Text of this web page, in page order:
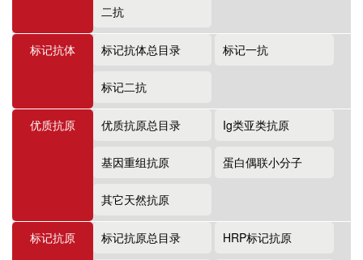
二抗
标记抗体 标记抗体总目录 标记一抗
标记二抗
优质抗原 优质抗原总目录 Ig类亚类抗原
基因重组抗原 蛋白偶联小分子
其它天然抗原
标记抗原 标记抗原总目录 HRP标记抗原